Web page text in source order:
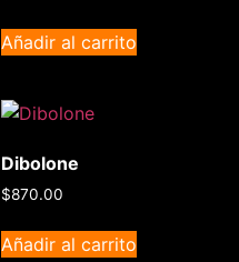
Añadir al carrito
Dibolone
$870.00
Añadir al carrito